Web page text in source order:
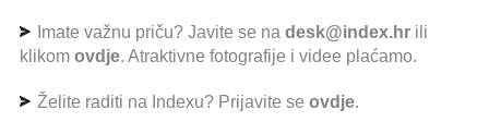
Imate važnu priču? Javite se na desk@index.hr ili
klikom ovdje. Atraktivne fotografije i videe plaćamo.
Želite raditi na Indexu? Prijavite se ovdje.